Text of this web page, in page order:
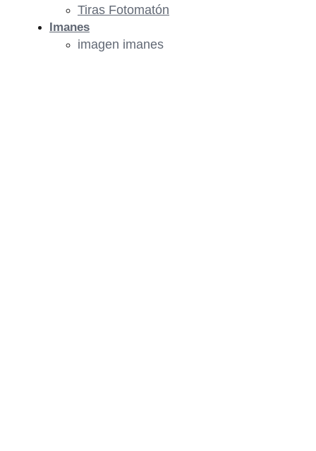
Tiras Fotomatón
Imanes
imagen imanes